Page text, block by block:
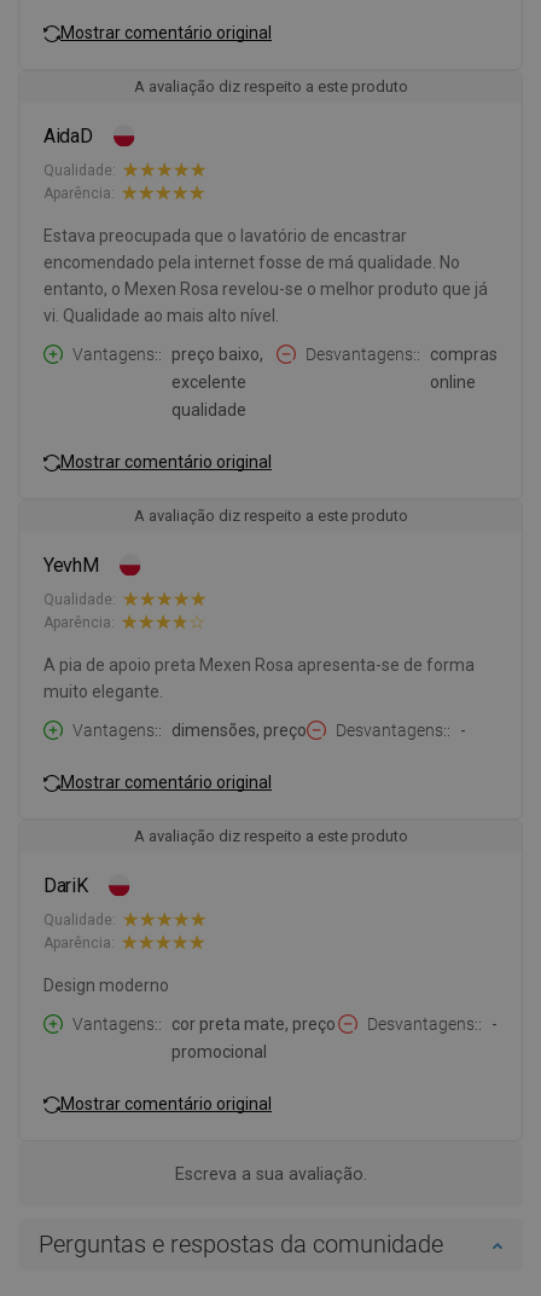
Mostrar comentário original
A avaliação diz respeito a este produto
AidaD
Qualidade:
Aparência:
Estava preocupada que o lavatório de encastrar
encomendado pela internet fosse de má qualidade. No
entanto, o Mexen Rosa revelou-se o melhor produto que já
vi. Qualidade ao mais alto nível.
Vantagens:
preço baixo,
excelente
qualidade
Desvantagens:
compras
online
Mostrar comentário original
A avaliação diz respeito a este produto
YevhM
Qualidade:
Aparência:
A pia de apoio preta Mexen Rosa apresenta-se de forma
muito elegante.
Vantagens:
dimensões, preço Desvantagens: -
Mostrar comentário original
A avaliação diz respeito a este produto
DariK
Qualidade:
Aparência:
Design moderno
Vantagens:
cor preta mate, preço
promocional
Desvantagens: -
Mostrar comentário original
Escreva a sua avaliação.
Perguntas e respostas da comunidade